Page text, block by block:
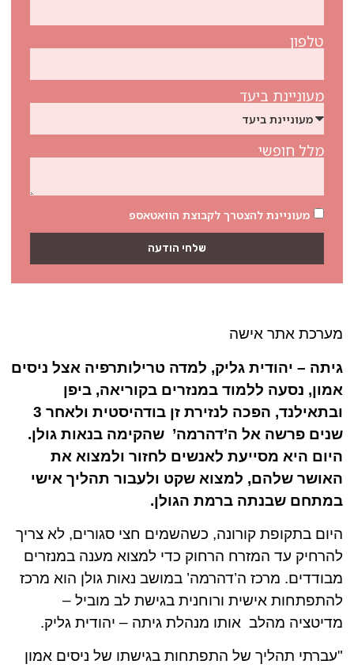
טלפון
מעוניינת ביעד
מלל חופשי
מעוניינת להצטרך לקבוצת הוואטאספ
שלחי הודעה
מערכת אתר אישה
גיתה – יהודית גליק, למדה טרילותרפיה אצל ניסים
אמון, נסעה ללמוד במנזרים בקוריאה, ביפן
ובתאילנד, הפכה לנזירת זן בודהיסטית ולאחר 3
שנים פרשה אל ה’דהרמה’ שהקימה בנאות גולן.
היום היא מסייעת לאנשים לחזור ולמצוא את
האושר שלהם, למצוא שקט ולעבור תהליך אישי
במתחם שבנתה ברמת הגולן.
היום בתקופת קורונה, כשהשמים חצי סגורים, לא צריך
להרחיק עד המזרח הרחוק כדי למצוא מענה במנזרים
מבודדים. מרכז ה’דהרמה’ במושב נאות גולן הוא מרכז
להתפתחות אישית ורוחנית בגישת לב מוביל –
מדיטציה מהלב אותו מנהלת גיתה – יהודית גליק.
"עברתי תהליך של התפתחות בגישתו של ניסים אמון